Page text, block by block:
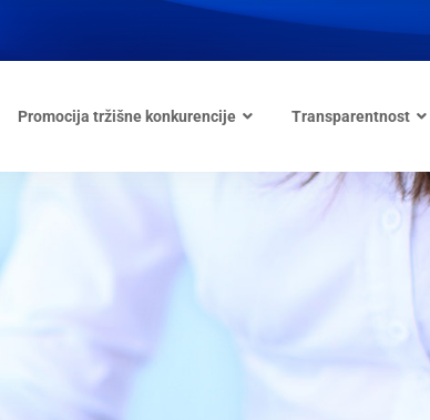
Promocija tržišne konkurencije Transparentnost